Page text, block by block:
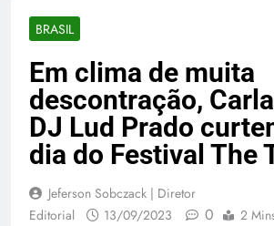
BRASIL
Em clima de muita
descontração,
DJ Lud Prado
dia do Festival The
Jeferson Sobczack | Diretor
Editorial
13/09/2023 0 2